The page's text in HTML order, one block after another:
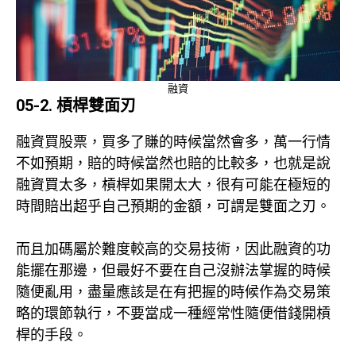
融資
05-2. 槓桿雙面刃
融資買股票，買多了賺的時候當然會多，萬一行情
不如預期，賠的時候當然也賠的比較多，也就是說
融資買太多，槓桿如果開太大，很有可能在極短的
時間賠出超乎自己預期的金額，可謂是雙面之刃。
而且加碼屬於難度較高的交易技術，因此融資的功
能擺在那邊，但最好不要在自己沒辦法掌握的時候
隨便亂用，盡量應該是在有把握的時候作為交易策
略的環節執行，不要當成一種經常性隨便借錢開槓
桿的手段。